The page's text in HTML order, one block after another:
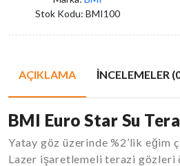
Stok Kodu: BMI100
AÇIKLAMA İNCELEMELER
BMI Euro Star Su
Yatay göz üzerinde %2’lik eğim
Lazer işaretlemeli terazi gözleri